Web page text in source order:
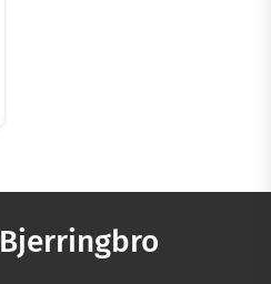
Bjerringbro